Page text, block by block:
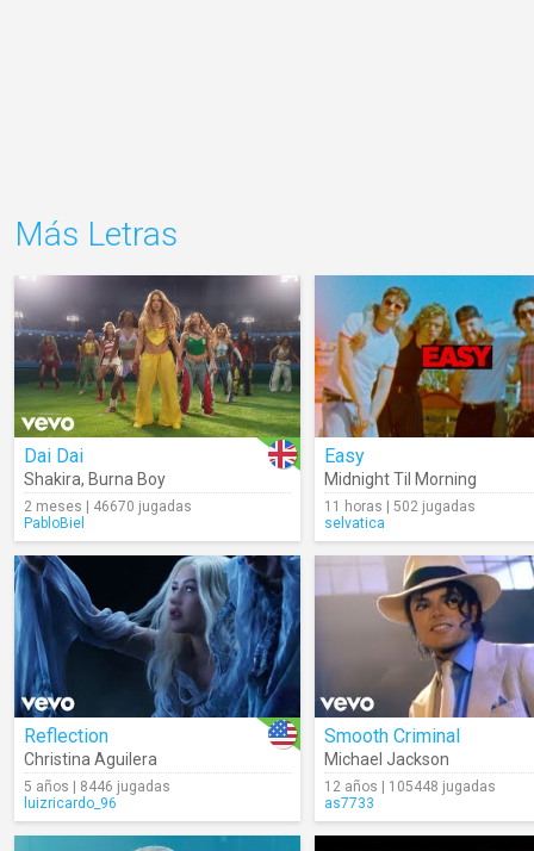
Más Letras
Dai Dai
Shakira, Burna Boy
2 meses | 46670 jugadas
PabloBiel
Easy
Midnight Til Morning
11 horas | 502 jugadas
selvatica
Reflection
Christina Aguilera
5 años | 8446 jugadas
luizricardo_96
Smooth Criminal
Michael Jackson
12 años | 105448 jugadas
as7733